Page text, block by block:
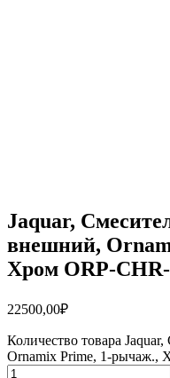
Jaquar,
внешний,
Хром ORP-
22500,00₽
Количество товара
Ornamix Prime, 1-рычаж.,